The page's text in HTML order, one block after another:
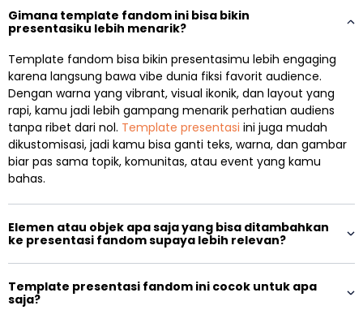
Gimana template fandom ini bisa bikin
presentasiku lebih menarik?
Template fandom bisa bikin presentasimu lebih engaging
karena langsung bawa vibe dunia fiksi favorit audience.
Dengan warna yang vibrant, visual ikonik, dan layout yang
rapi, kamu jadi lebih gampang menarik perhatian audiens
tanpa ribet dari nol. Template presentasi ini juga mudah
dikustomisasi, jadi kamu bisa ganti teks, warna, dan gambar
biar pas sama topik, komunitas, atau event yang kamu
bahas.
Elemen atau objek apa saja yang bisa ditambahkan
ke presentasi fandom supaya lebih relevan?
Template presentasi fandom ini cocok untuk apa
saja?